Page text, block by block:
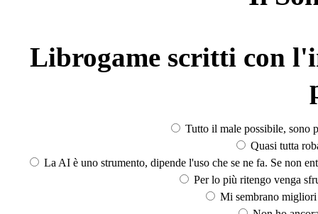
Librogame scritti con
Tutto il male possibile, sono
Quasi tutta
La AI è uno strumento, dipende l'uso che se ne fa. Se non
Per lo più ritengo venga
Mi sembrano